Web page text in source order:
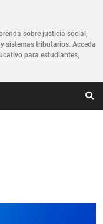
sobre justicia social,
sistemas tributarios. Acceda
para estudiantes,